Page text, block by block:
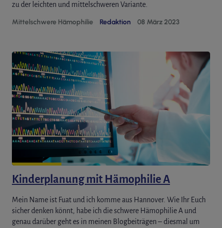
zu der leichten und mittelschweren Variante.
Mittelschwere Hämophilie Redaktion 08 März 2023
Kinderplanung mit Hämophilie A
Mein Name ist Fuat und ich komme aus Hannover. Wie Ihr Euch
sicher denken könnt, habe ich die schwere Hämophilie A und
genau darüber geht es in meinen Blogbeiträgen – diesmal um